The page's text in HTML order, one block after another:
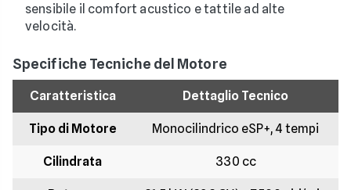
sensibile il comfort acustico e tattile ad alte
velocità.
Specifiche Tecniche del Motore
Caratteristica Dettaglio Tecnico
Tipo di Motore Monocilindrico eSP+, 4 tempi
Cilindrata 330 cc